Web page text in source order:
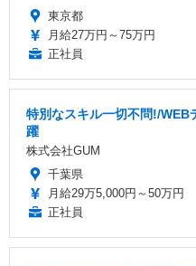
東京都
月給27万円～75万円
正社員
特別なスキル一切不問!/WEB
躍
株式会社GUM
千葉県
月給29万5,000円～50万円
正社員